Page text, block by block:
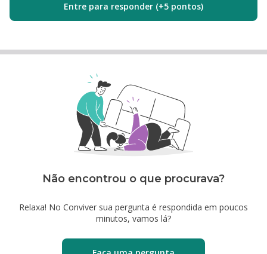
Entre para responder (+5 pontos)
Não encontrou o que procurava?
Relaxa! No Conviver sua pergunta é respondida em poucos
minutos, vamos lá?